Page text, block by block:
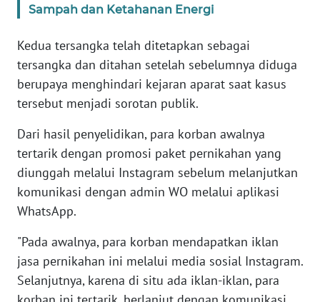
Sampah dan Ketahanan Energi
Kedua tersangka telah ditetapkan sebagai
tersangka dan ditahan setelah sebelumnya diduga
berupaya menghindari kejaran aparat saat kasus
tersebut menjadi sorotan publik.
Dari hasil penyelidikan, para korban awalnya
tertarik dengan promosi paket pernikahan yang
diunggah melalui Instagram sebelum melanjutkan
komunikasi dengan admin WO melalui aplikasi
WhatsApp.
"Pada awalnya, para korban mendapatkan iklan
jasa pernikahan ini melalui media sosial Instagram.
Selanjutnya, karena di situ ada iklan-iklan, para
News
Regional
WN
WN
JAKARTA
WN
WN
BANTEN